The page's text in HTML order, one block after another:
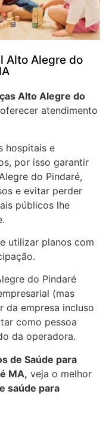
Alto Alegre do
Alto Alegre do
atendimento
hospitais e
por isso garantir
do Pindaré,
e evitar perder
públicos lhe
utilizar planos com
do Pindaré
(mas
da empresa incluso
como pessoa
da operadora.
de Saúde para
MA, veja o melhor
saúde para